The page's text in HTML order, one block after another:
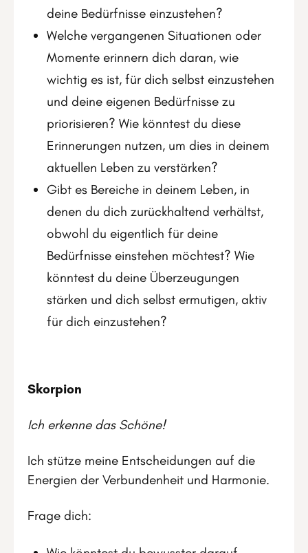
deine Bedürfnisse einzustehen?
Welche vergangenen Situationen oder
Momente erinnern dich daran, wie
wichtig es ist, für dich selbst einzustehen
und deine eigenen Bedürfnisse zu
priorisieren? Wie könntest du diese
Erinnerungen nutzen, um dies in deinem
aktuellen Leben zu verstärken?
Gibt es Bereiche in deinem Leben, in
denen du dich zurückhaltend verhältst,
obwohl du eigentlich für deine
Bedürfnisse einstehen möchtest? Wie
könntest du deine Überzeugungen
stärken und dich selbst ermutigen, aktiv
für dich einzustehen?
Skorpion
Ich erkenne das Schöne!
Ich stütze meine Entscheidungen auf die
Energien der Verbundenheit und Harmonie.
Frage dich: